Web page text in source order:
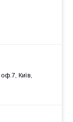
Київ,